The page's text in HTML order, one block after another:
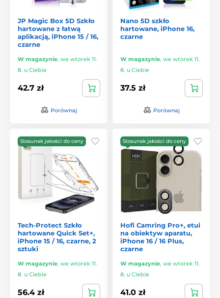
JP Magic Box 5D Szkło
hartowane z łatwą
aplikacją, iPhone 15 / 16,
czarne
W magazynie, we wtorek 11.
8. u Ciebie
42.7 zł
Porównaj
Nano 5D szkło
hartowane, iPhone 16,
czarne
W magazynie, we wtorek 11.
8. u Ciebie
37.5 zł
Porównaj
Stosunek jakości do ceny
Tech-Protect Szkło
hartowane Quick Set+,
iPhone 15 / 16, czarne, 2
sztuki
W magazynie, we wtorek 11.
8. u Ciebie
56.4 zł
Stosunek jakości do ceny
Hofi Camring Pro+, etui
na obiektyw aparatu,
iPhone 16 / 16 Plus,
czarne
W magazynie, we wtorek 11.
8. u Ciebie
41.0 zł